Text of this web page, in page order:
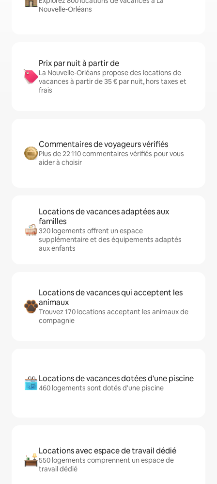
Nouvelle-Orléans
Prix par nuit à partir de
La Nouvelle-Orléans propose des locations de
vacances à partir de 35 € par nuit, hors taxes et
frais
Commentaires de voyageurs vérifiés
Plus de 22 110 commentaires vérifiés pour vous
aider à choisir
Locations de vacances adaptées aux
familles
320 logements offrent un espace
supplémentaire et des équipements adaptés
aux enfants
Locations de vacances qui acceptent les
animaux
Trouvez 170 locations acceptant les animaux de
compagnie
Locations de vacances dotées d'une piscine
460 logements sont dotés d'une piscine
Locations avec espace de travail dédié
550 logements comprennent un espace de
travail dédié